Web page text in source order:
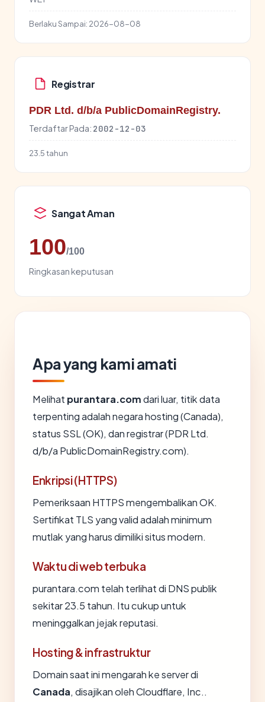
Berlaku Sampai: 2026-08-08
Registrar
PDR Ltd. d/b/a PublicDomainRegistry.
Terdaftar Pada: 2002-12-03
23.5 tahun
Sangat Aman
100/100
Ringkasan keputusan
Apa yang kami amati
Melihat purantara.comdari luar, titik data
terpenting adalah negara hosting (Canada),
status SSL (OK), dan registrar (PDR Ltd.
d/b/a PublicDomainRegistry.com).
Enkripsi (HTTPS)
Pemeriksaan HTTPS mengembalikan OK.
Sertifikat TLS yang valid adalah minimum
mutlak yang harus dimiliki situs modern.
Waktu di web terbuka
purantara.com telah terlihat di DNS publik
sekitar 23.5 tahun. Itu cukup untuk
meninggalkan jejak reputasi.
Hosting & infrastruktur
Domain saat ini mengarah ke server di
Canada, disajikan oleh Cloudflare, Inc..